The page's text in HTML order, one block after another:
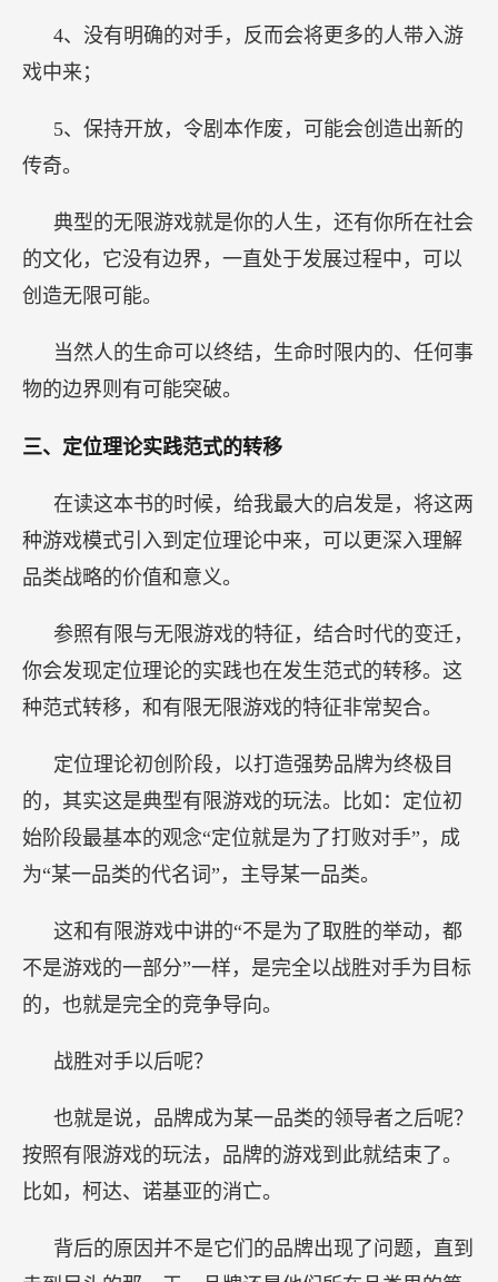
4、没有明确的对手，反而会将更多的人带入游
戏中来；
5、保持开放，令剧本作废，可能会创造出新的
传奇。
典型的无限游戏就是你的人生，还有你所在社会
的文化，它没有边界，一直处于发展过程中，可以
创造无限可能。
当然人的生命可以终结，生命时限内的、任何事
物的边界则有可能突破。
三、定位理论实践范式的转移
在读这本书的时候，给我最大的启发是，将这两
种游戏模式引入到定位理论中来，可以更深入理解
品类战略的价值和意义。
参照有限与无限游戏的特征，结合时代的变迁，
你会发现定位理论的实践也在发生范式的转移。这
种范式转移，和有限无限游戏的特征非常契合。
定位理论初创阶段，以打造强势品牌为终极目
的，其实这是典型有限游戏的玩法。比如：定位初
始阶段最基本的观念“定位就是为了打败对手”，成
为“某一品类的代名词”，主导某一品类。
这和有限游戏中讲的“不是为了取胜的举动，都
不是游戏的一部分”一样，是完全以战胜对手为目标
的，也就是完全的竞争导向。
战胜对手以后呢？
也就是说，品牌成为某一品类的领导者之后呢？
按照有限游戏的玩法，品牌的游戏到此就结束了。
比如，柯达、诺基亚的消亡。
背后的原因并不是它们的品牌出现了问题，直到